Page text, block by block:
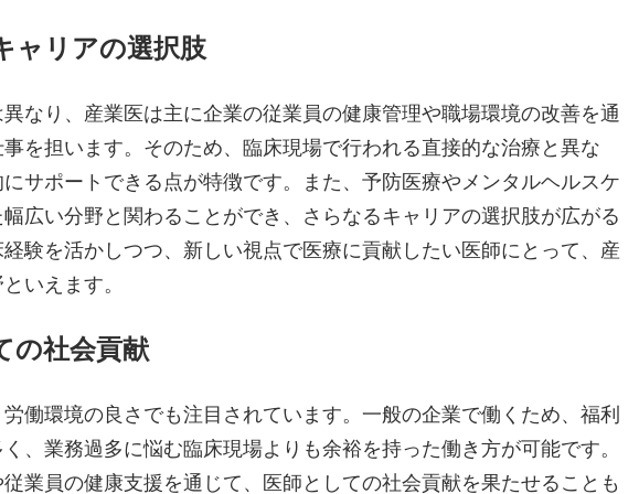
ャリアの選択肢
なり、産業医は主に企業の従業員の健康管理や職場環境の改善を通
を担います。そのため、臨床現場で行われる直接的な治療と異な
サポートできる点が特徴です。また、予防医療やメンタルヘルスケ
広い分野と関わることができ、さらなるキャリアの選択肢が広がる
験を活かしつつ、新しい視点で医療に貢献したい医師にとって、産
いえます。
の社会貢献
働環境の良さでも注目されています。一般の企業で働くため、福利
、業務過多に悩む臨床現場よりも余裕を持った働き方が可能です。
業員の健康支援を通じて、医師としての社会貢献を果たせることも